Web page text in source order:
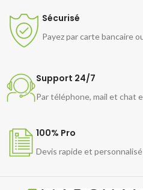
Sécurisé
Payez par carte bancaire
Support 24/7
Par téléphone, mail et chat
100% Pro
Devis rapide et personnalisé